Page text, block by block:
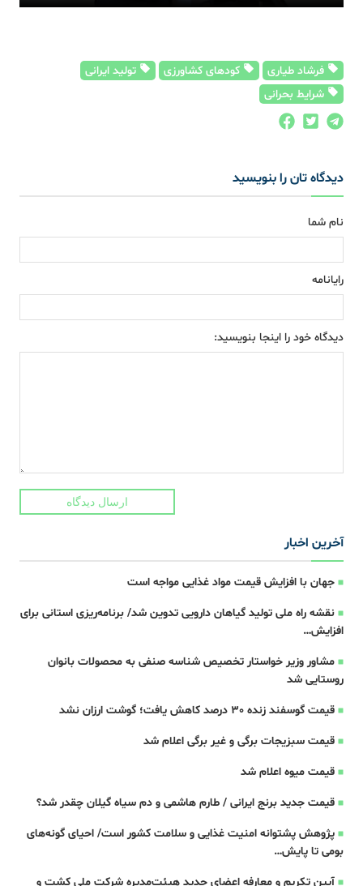
فرشاد طیاری کودهای کشاورزی
تولید ایرانی
شرایط بحرانی
دیدگاه تان را بنویسید
نام شما
رایانامه
دیدگاه خود را اینجا بنویسید:
ارسال دیدگاه
آخرین اخبار
جهان با افزایش قیمت مواد غذایی مواجه است
نقشه راه ملی تولید گیاهان دارویی تدوین شد/ برنامه‌ریزی استانی برای
افزایش…
مشاور وزیر خواستار تخصیص شناسه صنفی به محصولات بانوان
روستایی شد
قیمت گوسفند زنده 30 درصد کاهش یافت؛ گوشت ارزان نشد
قیمت سبزیجات برگی و غیر برگی اعلام شد
قیمت میوه اعلام شد
قیمت جدید برنج ایرانی / طارم هاشمی و دم سیاه گیلان چقدر شد؟
پژوهش پشتوانه امنیت غذایی و سلامت کشور است/ احیای گونه‌های
بومی تا پایش…
آیین تکریم و معارفه اعضای جدید هیئت‌مدیره شرکت ملی کشت و